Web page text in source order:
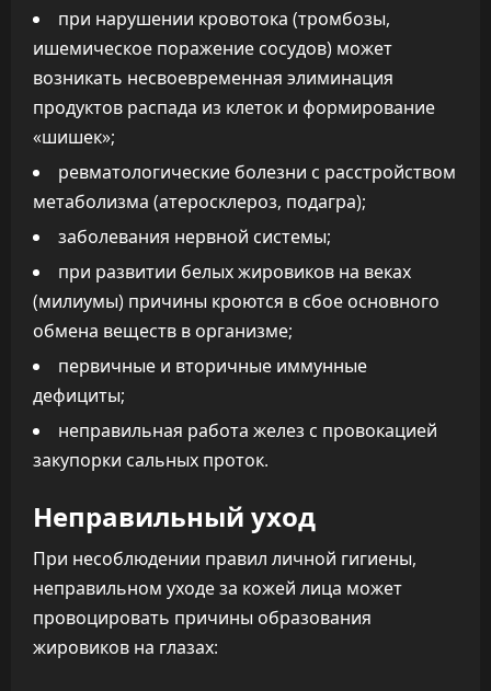
при нарушении кровотока (тромбозы,
ишемическое поражение сосудов) может
возникать несвоевременная элиминация
продуктов распада из клеток и формирование
«шишек»;
ревматологические болезни с расстройством
метаболизма (атеросклероз, подагра);
заболевания нервной системы;
при развитии белых жировиков на веках
(милиумы) причины кроются в сбое основного
обмена веществ в организме;
первичные и вторичные иммунные
дефициты;
неправильная работа желез с провокацией
закупорки сальных проток.
Неправильный уход
При несоблюдении правил личной гигиены,
неправильном уходе за кожей лица может
провоцировать причины образования
жировиков на глазах: